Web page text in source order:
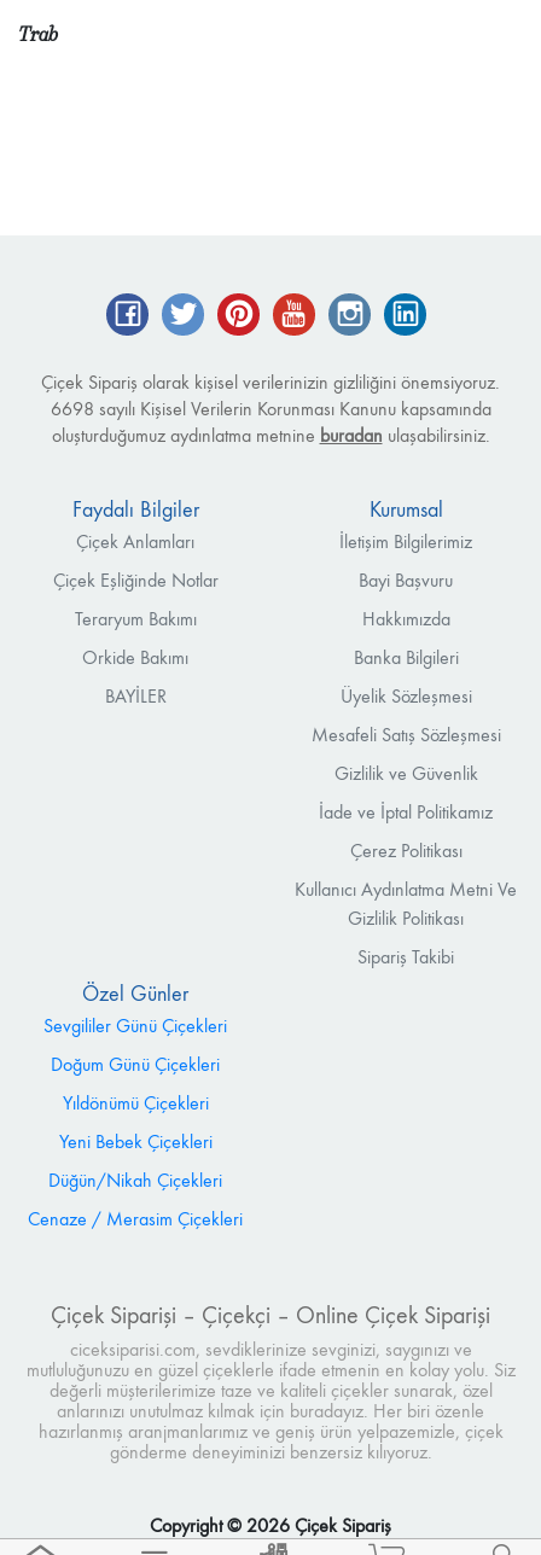
Trab
FacebookTwitter Pinterest YouTube Instagram
Çiçek Sipariş olarak kişisel verilerinizin gizliliğini önemsiyoruz.
6698 sayılı Kişisel Verilerin Korunması Kanunu kapsamında
oluşturduğumuz aydınlatma metnine buradan ulaşabilirsiniz.
Faydalı Bilgiler
Çiçek Anlamları
Çiçek Eşliğinde Notlar
Teraryum Bakımı
Orkide Bakımı
BAYİLER
Kurumsal
İletişim Bilgilerimiz
Bayi Başvuru
Hakkımızda
Banka Bilgileri
Üyelik Sözleşmesi
Mesafeli Satış Sözleşmesi
Gizlilik ve Güvenlik
İade ve İptal Politikamız
Çerez Politikası
Kullanıcı Aydınlatma Metni Ve
Gizlilik Politikası
Sipariş Takibi
Özel Günler
Sevgililer Günü Çiçekleri
Doğum Günü Çiçekleri
Yıldönümü Çiçekleri
Yeni Bebek Çiçekleri
Düğün/Nikah Çiçekleri
Cenaze / Merasim Çiçekleri
Çiçek Siparişi – Çiçekçi – Online Çiçek Siparişi
ciceksiparisi.com, sevdiklerinize sevginizi, saygınızı ve
mutluluğunuzu en güzel çiçeklerle ifade etmenin en kolay yolu. Siz
değerli müşterilerimize taze ve kaliteli çiçekler sunarak, özel
anlarınızı unutulmaz kılmak için buradayız. Her biri özenle
hazırlanmış aranjmanlarımız ve geniş ürün yelpazemizle, çiçek
gönderme deneyiminizi benzersiz kılıyoruz.
Copyright © 2026 Çiçek Sipariş